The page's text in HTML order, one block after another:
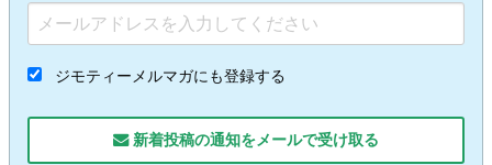
ジモティーメルマガにも登録する
新着投稿の通知をメールで受け取る